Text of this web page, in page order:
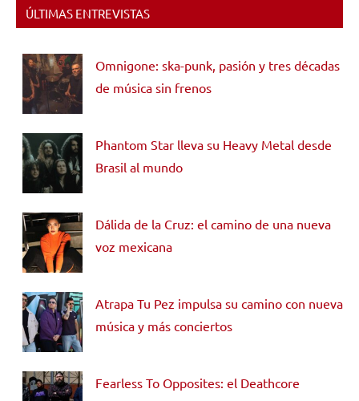
ÚLTIMAS ENTREVISTAS
Omnigone: ska-punk, pasión y tres décadas
de música sin frenos
Phantom Star lleva su Heavy Metal desde
Brasil al mundo
Dálida de la Cruz: el camino de una nueva
voz mexicana
Atrapa Tu Pez impulsa su camino con nueva
música y más conciertos
Fearless To Opposites: el Deathcore